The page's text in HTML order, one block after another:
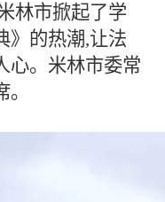
林市掀起了学
》的热潮,让法
心。米林市委常